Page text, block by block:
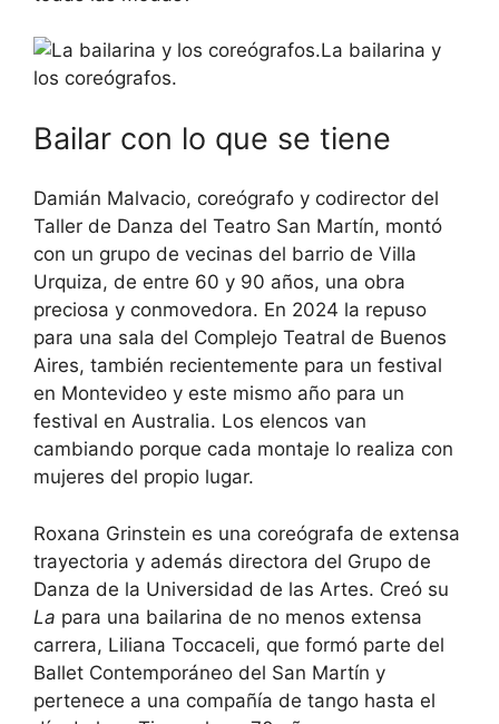
La bailarina y
los coreógrafos.
Bailar con lo que se tiene
Damián Malvacio, coreógrafo y codirector del
Taller de Danza del Teatro San Martín, montó
con un grupo de vecinas del barrio de Villa
Urquiza, de entre 60 y 90 años, una obra
preciosa y conmovedora. En 2024 la repuso
para una sala del Complejo Teatral de Buenos
Aires, también recientemente para un festival
en Montevideo y este mismo año para un
festival en Australia. Los elencos van
cambiando porque cada montaje lo realiza con
mujeres del propio lugar.
Roxana Grinstein es una coreógrafa de extensa
trayectoria y además directora del Grupo de
Danza de la Universidad de las Artes. Creó su
La para una bailarina de no menos extensa
carrera, Liliana Toccaceli, que formó parte del
Ballet Contemporáneo del San Martín y
pertenece a una compañía de tango hasta el